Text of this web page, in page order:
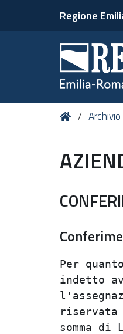
Regione
Tu Home
Per